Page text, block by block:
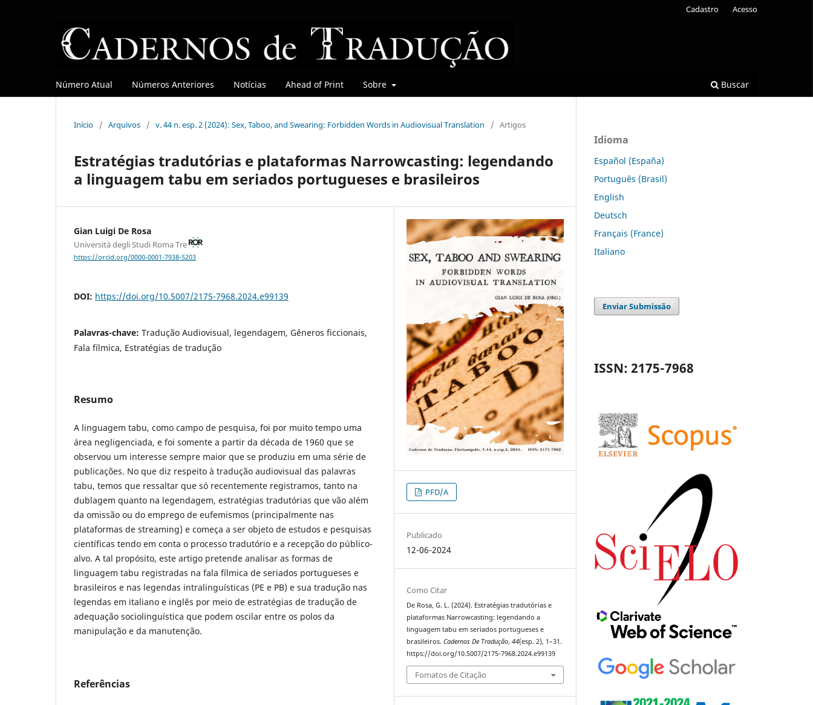
Número Atual Números Anteriores Notícias Ahead of Print Sobre Buscar
Cadastro Acesso
Início / Arquivos / v. 44 n. esp. 2 (2024): Sex, Taboo, and Swearing: Forbidden Words in Audiovisual Translation / Artigos
Estratégias tradutórias e plataformas Narrowcasting: legendando
a linguagem tabu em seriados portugueses e brasileiros
Gian Luigi De Rosa
Università degli Studi Roma Tre
https://orcid.org/0000-0001-7938-5203
DOI: https://doi.org/10.5007/2175-7968.2024.e99139
Palavras-chave: Tradução Audiovisual, legendagem, Gêneros ficcionais,
Fala fílmica, Estratégias de tradução
Resumo
A linguagem tabu, como campo de pesquisa, foi por muito tempo uma
área negligenciada, e foi somente a partir da década de 1960 que se
observou um interesse sempre maior que se produziu em uma série de
publicações. No que diz respeito à tradução audiovisual das palavras
tabu, temos que ressaltar que só recentemente registramos, tanto na
dublagem quanto na legendagem, estratégias tradutórias que vão além
da omissão ou do emprego de eufemismos (principalmente nas
plataformas de streaming) e começa a ser objeto de estudos e pesquisas
científicas tendo em conta o processo tradutório e a recepção do público-
alvo. A tal propósito, este artigo pretende analisar as formas de
linguagem tabu registradas na fala fílmica de seriados portugueses e
brasileiros e nas legendas intralinguísticas (PE e PB) e sua tradução nas
legendas em italiano e inglês por meio de estratégias de tradução de
adequação sociolinguística que podem oscilar entre os polos da
manipulação e da manutenção.
Referências
PFD/A
Publicado
12-06-2024
Como Citar
De Rosa, G. L. (2024). Estratégias tradutórias e
plataformas Narrowcasting: legendando a
linguagem tabu em seriados portugueses e
brasileiros.Cadernos De Tradução,44(esp. 2), 1–31.
https://doi.org/10.5007/2175-7968.2024.e99139
Fomatos de Citação
Idioma
Español (España)
Português (Brasil)
English
Deutsch
Français (France)
Italiano
Enviar Submissão
ISSN: 2175-7968